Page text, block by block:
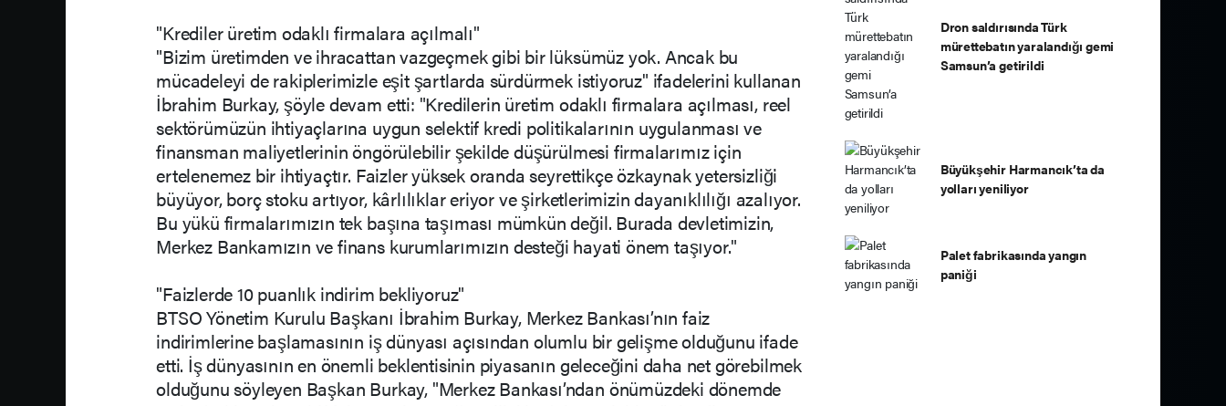
"Krediler üretim odaklı firmalara açılmalı"
"Bizim üretimden ve ihracattan vazgeçmek gibi bir lüksümüz yok. Ancak bu
mücadeleyi de rakiplerimizle eşit şartlarda sürdürmek istiyoruz" ifadelerini kullanan
İbrahim Burkay, şöyle devam etti: "Kredilerin üretim odaklı firmalara açılması, reel
sektörümüzün ihtiyaçlarına uygun selektif kredi politikalarının uygulanması ve
finansman maliyetlerinin öngörülebilir şekilde düşürülmesi firmalarımız için
ertelenemez bir ihtiyaçtır. Faizler yüksek oranda seyrettikçe özkaynak yetersizliği
büyüyor, borç stoku artıyor, kârlılıklar eriyor ve şirketlerimizin dayanıklılığı azalıyor.
Bu yükü firmalarımızın tek başına taşıması mümkün değil. Burada devletimizin,
Merkez Bankamızın ve finans kurumlarımızın desteği hayati önem taşıyor."
"Faizlerde 10 puanlık indirim bekliyoruz"
BTSO Yönetim Kurulu Başkanı İbrahim Burkay, Merkez Bankası’nın faiz
indirimlerine başlamasının iş dünyası açısından olumlu bir gelişme olduğunu ifade
etti. İş dünyasının en önemli beklentisinin piyasanın geleceğini daha net görebilmek
olduğunu söyleyen Başkan Burkay, "Merkez Bankası’ndan önümüzdeki dönemde
Dron saldırısında Türk
mürettebatın yaralandığı gemi
Samsun’a getirildi
Büyükşehir Harmancık’ta da
yolları yeniliyor
Palet fabrikasında yangın
paniği